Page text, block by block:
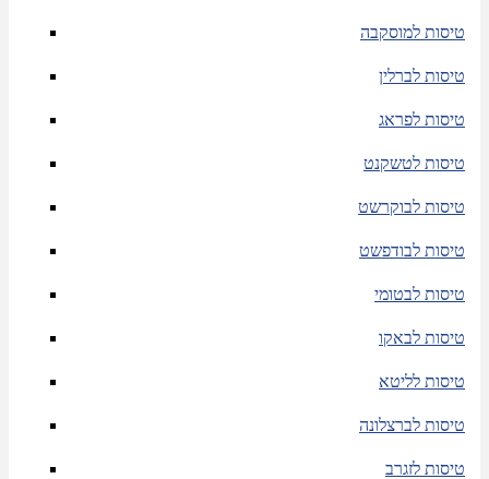
טיסות למוסקבה
טיסות לברלין
טיסות לפראג
טיסות לטשקנט
טיסות לבוקרשט
טיסות לבודפשט
טיסות לבטומי
טיסות לבאקו
טיסות לליטא
טיסות לברצלונה
טיסות לזגרב